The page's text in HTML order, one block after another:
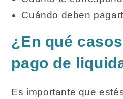
Cuándo deben
¿En qué
pago de
Es importante que